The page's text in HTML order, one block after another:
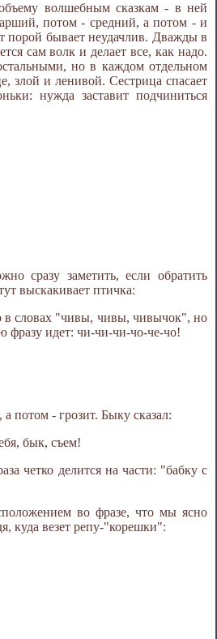
волшебным сказкам - в ней
потом - средний, а потом - и
порой бывает неудачлив. Дважды в
сам волк и делает все, как надо.
но в каждом отдельном
злой и ленивой. Сестрица спасает
нужда заставит подчиниться
сразу заметить, если обратить
выскакивает птичка:
в словах "чивы, чивы, чивычок", но
фразу идет: чи-чи-чи-чо-че-чо!
потом - грозит. Быку сказал:
бык, съем!
четко делится на части: "бабку с
во фразе, что мы ясно
куда везет репу-"корешки":